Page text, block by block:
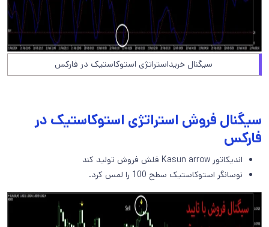
سیگنال خریداستراتژی استوکاستیک در فارکس
سیگنال فروش استراتژی استوکاستیک در
فارکس
اندیکاتور Kasun arrow فلش فروش تولید کند
نوسانگر استوکاستیک سطح 100 را لمس کرد.